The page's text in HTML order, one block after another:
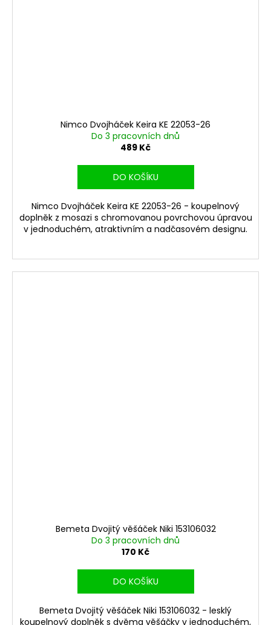
Nimco Dvojháček Keira KE 22053-26
Do 3 pracovních dnů
489 Kč
DO KOŠÍKU
Nimco Dvojháček Keira KE 22053-26 - koupelnový
doplněk z mosazi s chromovanou povrchovou úpravou
v jednoduchém, atraktivním a nadčasovém designu.
Bemeta Dvojitý věšáček Niki 153106032
Do 3 pracovních dnů
170 Kč
DO KOŠÍKU
Bemeta Dvojitý věšáček Niki 153106032 - lesklý
koupelnový doplněk s dvěma věšáčky v jednoduchém,